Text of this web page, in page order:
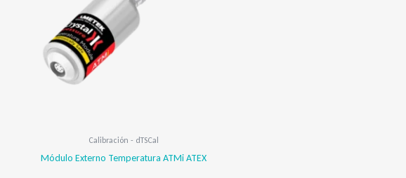
Calibración - dTSCal
Módulo Externo Temperatura ATMi ATEX